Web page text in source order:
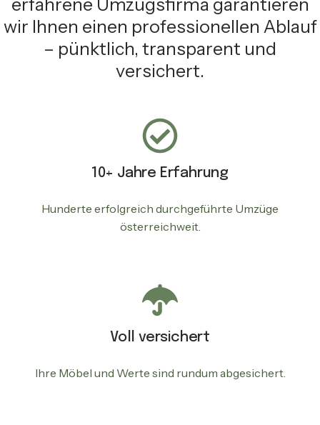
erfahrene Umzugsfirma garantieren
wir Ihnen einen professionellen Ablauf
– pünktlich, transparent und
versichert.
10+ Jahre Erfahrung
Hunderte erfolgreich durchgeführte Umzüge
österreichweit.
Voll versichert
Ihre Möbel und Werte sind rundum abgesichert.